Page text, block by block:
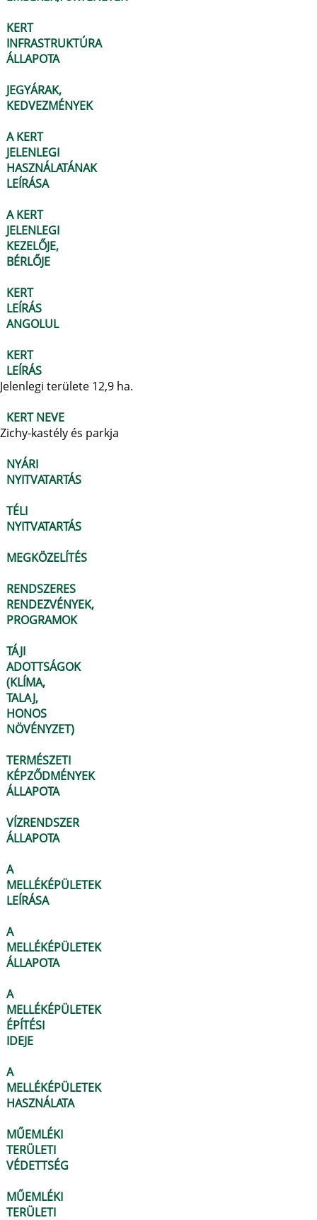
KERT
INFRASTRUKTÚRA
ÁLLAPOTA
JEGYÁRAK,
KEDVEZMÉNYEK
A KERT
JELENLEGI
HASZNÁLATÁNAK
LEÍRÁSA
A KERT
JELENLEGI
KEZELŐJE,
BÉRLŐJE
KERT
LEÍRÁS
ANGOLUL
KERT
LEÍRÁS
Jelenlegi területe 12,9 ha.
KERT NEVE
Zichy-kastély és parkja
NYÁRI
NYITVATARTÁS
TÉLI
NYITVATARTÁS
MEGKÖZELÍTÉS
RENDSZERES
RENDEZVÉNYEK,
PROGRAMOK
TÁJI
ADOTTSÁGOK
(KLÍMA,
TALAJ,
HONOS
NÖVÉNYZET)
TERMÉSZETI
KÉPZŐDMÉNYEK
ÁLLAPOTA
VÍZRENDSZER
ÁLLAPOTA
A
MELLÉKÉPÜLETEK
LEÍRÁSA
A
MELLÉKÉPÜLETEK
ÁLLAPOTA
A
MELLÉKÉPÜLETEK
ÉPÍTÉSI
IDEJE
A
MELLÉKÉPÜLETEK
HASZNÁLATA
MŰEMLÉKI
TERÜLETI
VÉDETTSÉG
MŰEMLÉKI
TERÜLETI